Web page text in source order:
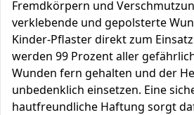
Fremdkörpern und
verklebende und gepolsterte
Kinder-Pflaster direkt zum
werden 99 Prozent aller
Wunden fern gehalten und der
unbedenklich einsetzen. Eine
hautfreundliche Haftung sorgt